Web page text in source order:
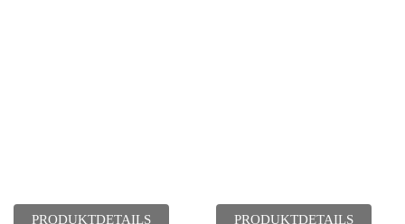
PRODUKTDETAILS PRODUKTDETAILS